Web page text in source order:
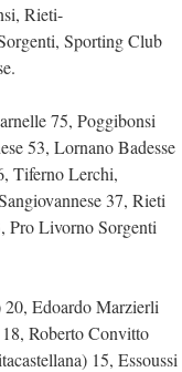
Rieti-
Sporting Club
75, Poggibonsi
53, Lornano Badesse
Tiferno Lerchi,
37, Rieti
Pro Livorno Sorgenti
20, Edoardo Marzierli
Roberto Convitto
15, Essoussi